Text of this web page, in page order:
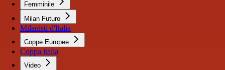
Femminile
Milan Futuro
Milanisti d'Italia
Coppe Europee
Coppa italia
Video